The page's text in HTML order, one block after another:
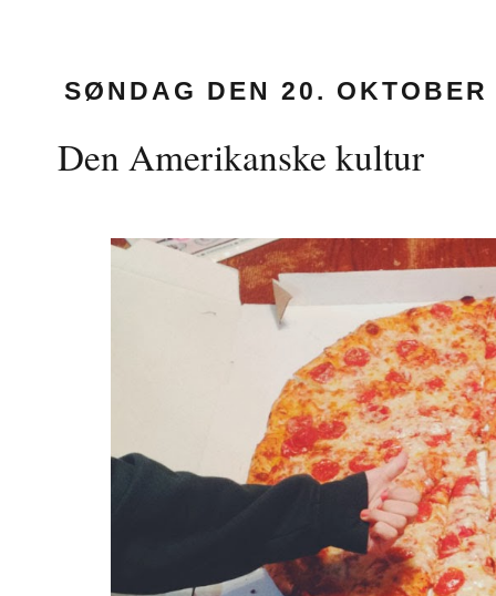
SØNDAG DEN 20. OKTOBER
Den Amerikanske kultur